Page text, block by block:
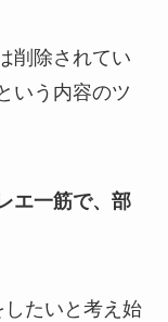
削除されてい
いう内容のツ
エ一筋で、部
たいと考え始